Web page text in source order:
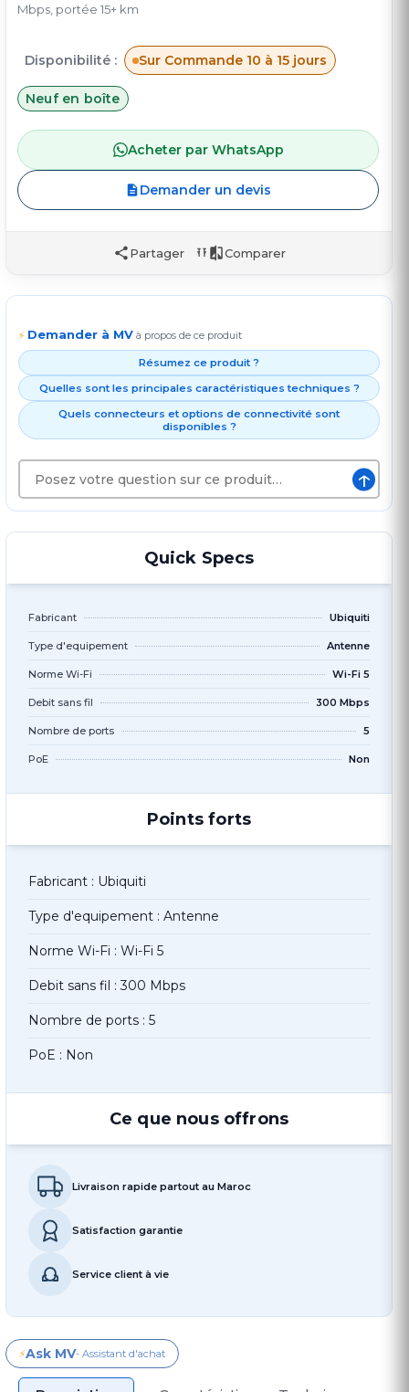
Mbps, portée 15+ km
Disponibilité : Sur Commande 10 à 15 jours
Neuf en boîte
Acheter par WhatsApp
Demander un devis
Partager Comparer
⚡ Demander à MV à propos de ce produit
Résumez ce produit ?
Quelles sont les principales caractéristiques techniques ?
Quels connecteurs et options de connectivité sont
disponibles ?
↑
Quick Specs
Fabricant Ubiquiti
Type d'equipement Antenne
Norme Wi-Fi Wi-Fi 5
Debit sans fil 300 Mbps
Nombre de ports 5
PoE Non
Points forts
Fabricant : Ubiquiti
Type d'equipement : Antenne
Norme Wi-Fi : Wi-Fi 5
Debit sans fil : 300 Mbps
Nombre de ports : 5
PoE : Non
Ce que nous offrons
Livraison rapide partout au Maroc
Satisfaction garantie
Service client à vie
⚡Ask MV- Assistant d'achat